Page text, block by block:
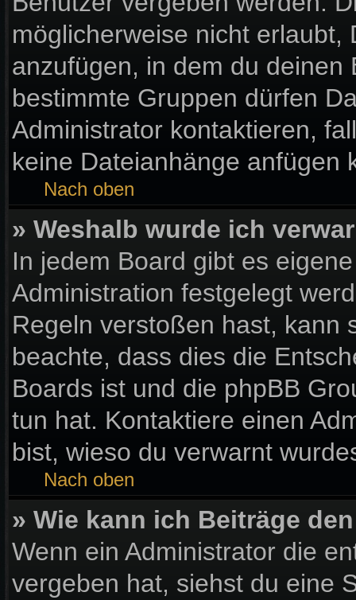
möglicherweise nicht
anzufügen, in dem du
bestimmte Gruppen dürfen
Administrator kontaktieren,
keine Dateianhänge anfügen
Nach oben
» Weshalb wurde ich
In jedem Board gibt es
Administration festgelegt
Regeln verstoßen hast, kann
beachte, dass dies die
Boards ist und die phpBB
tun hat. Kontaktiere einen
bist, wieso du verwarnt
Nach oben
» Wie kann ich Beiträge
Wenn ein Administrator die
vergeben hat, siehst du eine